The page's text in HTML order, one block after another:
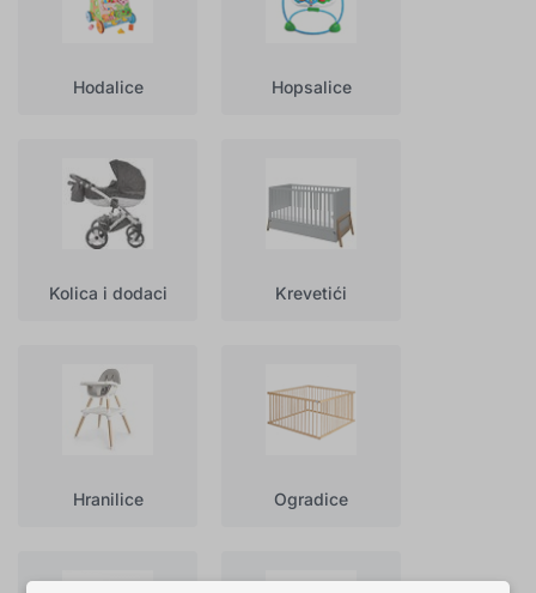
Hodalice Hopsalice
Kolica i dodaci Krevetići
Hranilice Ogradice